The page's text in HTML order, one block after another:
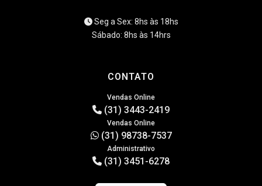
Seg a Sex: 8hs às 18hs
Sábado: 8hs às 14hrs
CONTATO
Vendas Online
(31) 3443-2419
Vendas Online
(31) 98738-7537
Administrativo
(31) 3451-6278